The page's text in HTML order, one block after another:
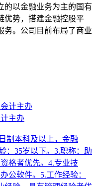
的以金融业务为主的国有
优势，搭建金融控股平
务。公司目前布局了商业
主办
制本科及以上，金融
：35岁以下。3.职称：助
格者优先。4.专业技
公软件。5.工作经验：